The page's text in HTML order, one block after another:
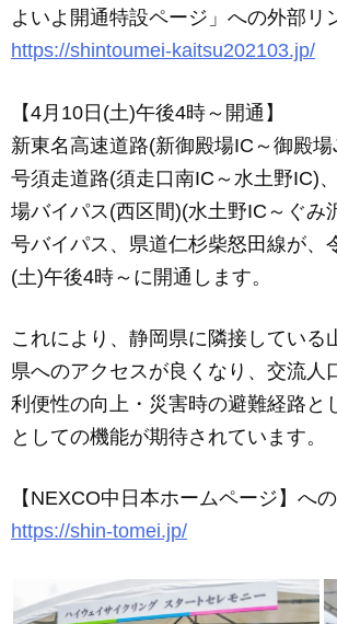
よいよ開通特設ページ」への外部リ
https://shintoumei-kaitsu202103.jp/
【4月10日(土)午後4時～開通】
新東名高速道路(新御殿場IC～御殿
号須走道路(須走口南IC～水土野IC)
場バイパス(西区間)(水土野IC～ぐみ
号バイパス、県道仁杉柴怒田線が、
(土)午後4時～に開通します。
これにより、静岡県に隣接している
県へのアクセスが良くなり、交流人
利便性の向上・災害時の避難経路と
としての機能が期待されています。
【NEXCO中日本ホームページ】へ
https://shin-tomei.jp/